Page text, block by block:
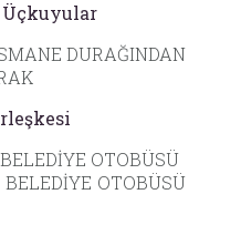
Üçkuyular
DURAĞINDAN
OTOBÜSÜ
OTOBÜSÜ